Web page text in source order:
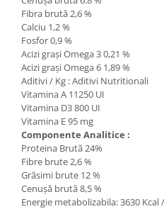
Fibra brută 2,6 %
Calciu 1,2 %
Fosfor 0,9 %
Acizi grași Omega 3 0,21 %
Acizi grași Omega 6 1,89 %
Aditivi / Kg : Aditivi Nutritionali
Vitamina A 11250 UI
Vitamina D3 800 UI
Vitamina E 95 mg
Componente Analitice :
Proteina Brută 24%
Fibre brute 2,6 %
Grăsimi brute 12 %
Cenușă brută 8,5 %
Energie metabolizabila: 3630 Kcal